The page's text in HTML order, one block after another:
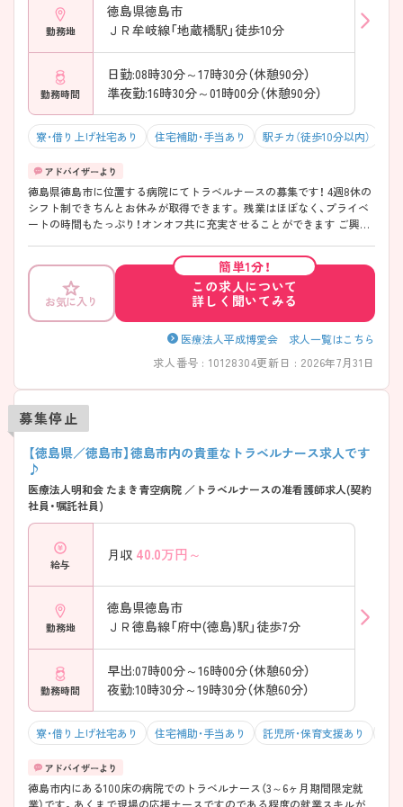
勤務地
徳島県徳島市
ＪＲ牟岐線「地蔵橋駅」徒歩10分
勤務時間
日勤:08時30分～17時30分（休憩90分）
準夜勤:16時30分～01時00分（休憩90分）
寮・借り上げ社宅あり 住宅補助・手当あり 駅チカ（徒歩10分以内）
徳島県徳島市に位置する病院にてトラベルナースの募集です！ 4週8休の
シフト制できちんとお休みが取得できます。 残業はほぼなく、プライベ
ートの時間もたっぷり！オンオフ共に充実させることができます ご興味
お気に入り
簡単1分！
この求人について
詳しく聞いてみる
医療法人平成博愛会 求人一覧はこちら
求人番号 : 10128304更新日 : 2026年7月31日
募集停止
【徳島県／徳島市】徳島市内の貴重なトラベルナース求人です
♪
医療法人明和会 たまき青空病院 ／トラベルナースの准看護師求人(契約
社員・嘱託社員)
給与
月収 40.0万円～
勤務地
徳島県徳島市
ＪＲ徳島線「府中(徳島)駅」徒歩7分
勤務時間
早出:07時00分～16時00分（休憩60分）
夜勤:10時30分～19時30分（休憩60分）
寮・借り上げ社宅あり 住宅補助・手当あり 託児所・保育支援あり
徳島市内にある100床の病院でのトラベルナース（3～6ヶ月期間限定就
業）です。あくまで現場の応援ナースですのである程度の就業スキルが